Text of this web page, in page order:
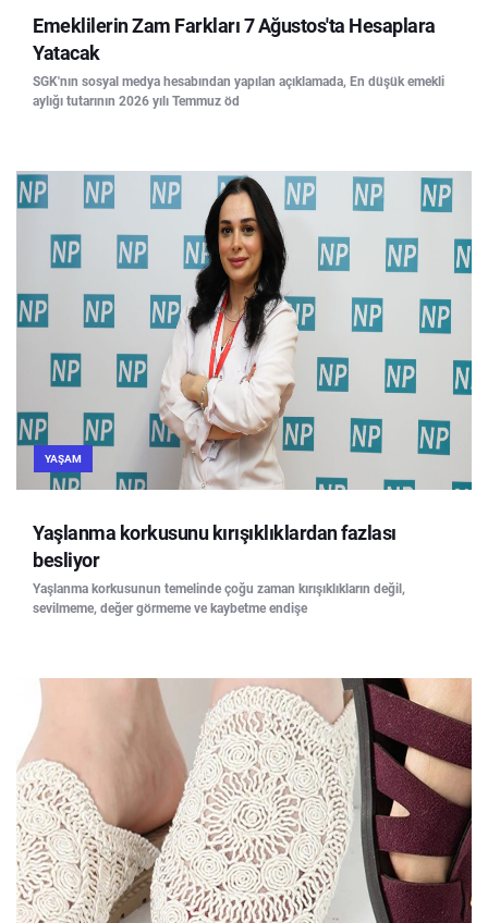
Emeklilerin Zam Farkları 7 Ağustos'ta Hesaplara
Yatacak
SGK'nın sosyal medya hesabından yapılan açıklamada, En düşük emekli
aylığı tutarının 2026 yılı Temmuz öd
YAŞAM
Yaşlanma korkusunu kırışıklıklardan fazlası
besliyor
Yaşlanma korkusunun temelinde çoğu zaman kırışıklıkların değil,
sevilmeme, değer görmeme ve kaybetme endişe